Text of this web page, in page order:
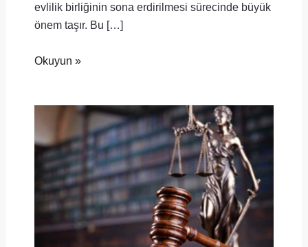
evlilik birliğinin sona erdirilmesi sürecinde büyük
önem taşır. Bu […]
Okuyun »